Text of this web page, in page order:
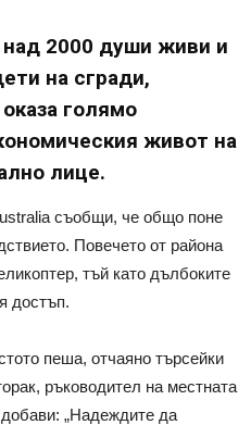
2000 души живи и
на сгради,
голямо
живот на
лице.
съобщи, че общо поне
Повечето от района
тъй като дълбоките
достъп.
пеша, отчаяно търсейки
ръководител на местната
„Надеждите да